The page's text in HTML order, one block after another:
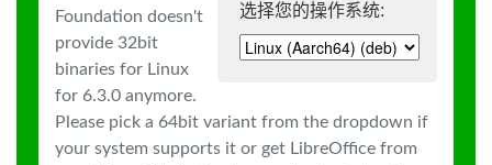
选择您的操作系统:
Foundation doesn't
provide 32bit
binaries for Linux
for 6.3.0 anymore.
Please pick a 64bit variant from the dropdown if
your system supports it or get LibreOffice from